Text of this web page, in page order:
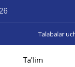
Talabalar
Ta'lim